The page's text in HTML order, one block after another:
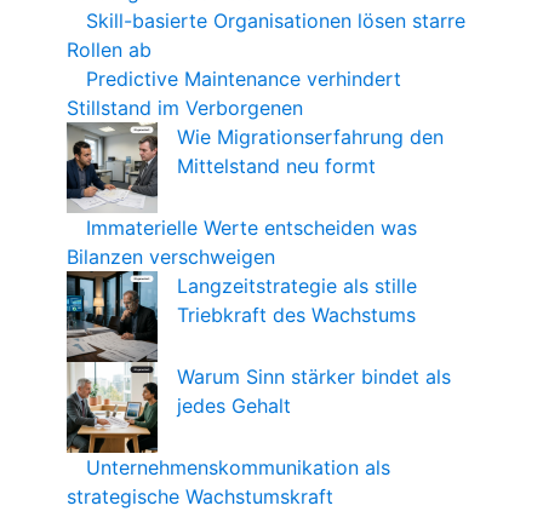
Skill-basierte Organisationen lösen starre
Rollen ab
Predictive Maintenance verhindert
Stillstand im Verborgenen
Wie Migrationserfahrung den
Mittelstand neu formt
Immaterielle Werte entscheiden was
Bilanzen verschweigen
Langzeitstrategie als stille
Triebkraft des Wachstums
Warum Sinn stärker bindet als
jedes Gehalt
Unternehmenskommunikation als
strategische Wachstumskraft